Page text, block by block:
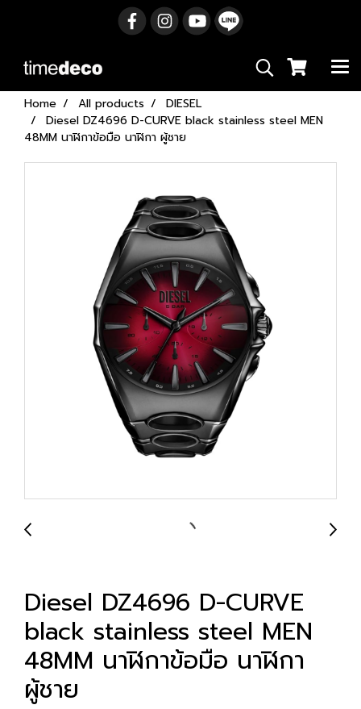
Home All products
DIESEL
Diesel DZ4696 D-CURVE black stainless steel MEN
48MM นาฬิกาข้อมือ นาฬิกา ผู้ชาย
Diesel DZ4696 D-CURVE
black stainless steel MEN
48MM นาฬิกาข้อมือ นาฬิกา
ผู้ชาย